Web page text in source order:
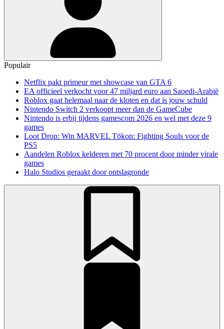
Populair
Netflix pakt primeur met showcase van GTA 6
EA officieel verkocht voor 47 miljard euro aan Saoedi-Arabië
Roblox gaat helemaal naar de kloten en dat is jouw schuld
Nintendo Switch 2 verkoopt meer dan de GameCube
Nintendo is erbij tijdens gamescom 2026 en wel met deze 9
games
Loot Drop: Win MARVEL Tōkon: Fighting Souls voor de
PS5
Aandelen Roblox kelderen met 70 procent door minder virale
games
Halo Studios geraakt door ontslagronde